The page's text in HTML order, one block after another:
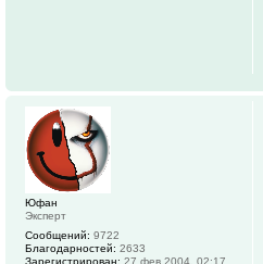
Юфан
Эксперт
Сообщений: 9722
Благодарностей: 2633
Зарегистрирован: 27 фев 2004, 02:17